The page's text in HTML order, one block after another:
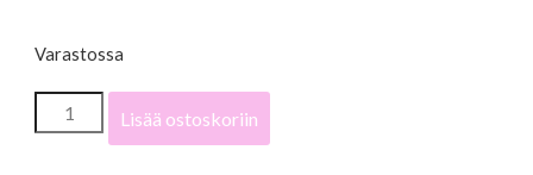
Varastossa
"Siivenisku"
-
Lisää ostoskoriin